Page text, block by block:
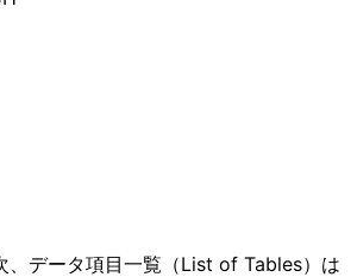
、データ項目一覧（List of Tables）は